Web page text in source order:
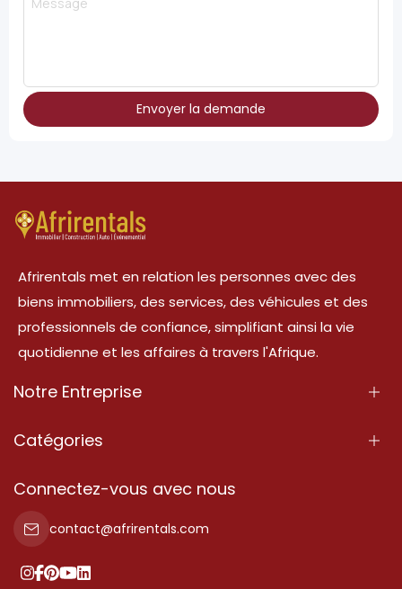
Envoyer la demande
Afrirentals met en relation les personnes avec des
biens immobiliers, des services, des véhicules et des
professionnels de confiance, simplifiant ainsi la vie
quotidienne et les affaires à travers l'Afrique.
Notre Entreprise
À Propos
Conditions d'Utilisation
Politique de Confidentialité
Catégories
Propriété
Propriété à vendre
Propriété à louer
Connectez-vous avec nous
contact@afrirentals.com